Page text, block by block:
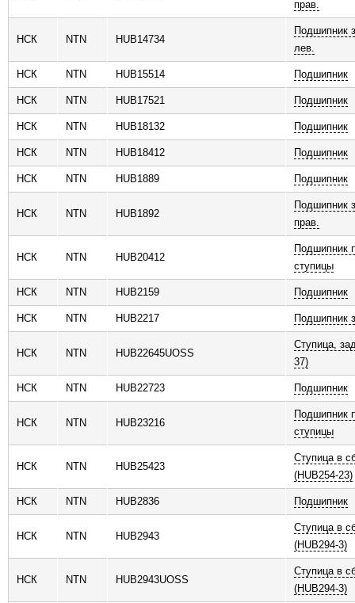
прав.
НСК NTN HUB14734
Подшипник
лев.
НСК NTN HUB15514 Подшипник
НСК NTN HUB17521 Подшипник
НСК NTN HUB18132 Подшипник
НСК NTN HUB18412 Подшипник
НСК NTN HUB1889 Подшипник
НСК NTN HUB1892
Подшипник
прав.
НСК NTN HUB20412
Подшипник
ступицы
НСК NTN HUB2159 Подшипник
НСК NTN HUB2217 Подшипник
НСК NTN HUB22645UOSS
Ступица,
37)
НСК NTN HUB22723 Подшипник
НСК NTN HUB23216
Подшипник
ступицы
НСК NTN HUB25423
Ступица в
(HUB254-23)
НСК NTN HUB2836 Подшипник
НСК NTN HUB2943
Ступица в
(HUB294-3)
НСК NTN HUB2943UOSS
Ступица в
(HUB294-3)